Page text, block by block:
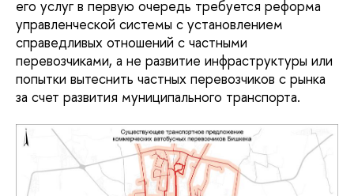
его услуг в первую очередь требуется реформа
управленческой системы с установлением
справедливых отношений с частными
перевозчиками, а не развитие инфраструктуры или
попытки вытеснить частных перевозчиков с рынка
за счет развития муниципального транспорта.